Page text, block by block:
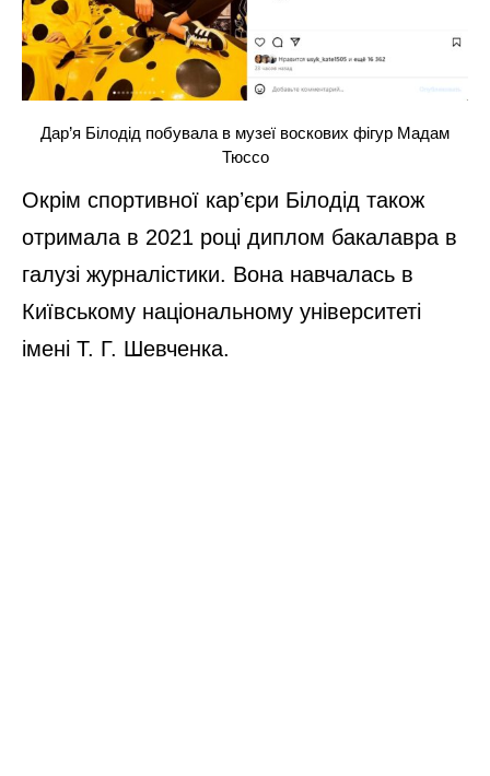
Дар’я Білодід побувала в музеї воскових фігур Мадам
Тюссо
Окрім спортивної карʼєри Білодід також
отримала в 2021 році диплом бакалавра в
галузі журналістики. Вона навчалась в
Київському національному університеті
імені Т. Г. Шевченка.